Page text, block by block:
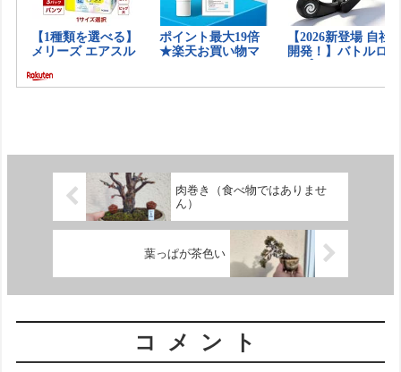
肉巻き（食べ物ではありませ
ん）
葉っぱが茶色い
コメント